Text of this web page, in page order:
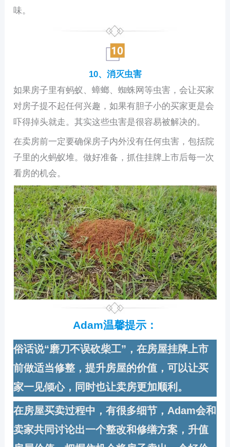
味。
10、消灭虫害
如果房子里有蚂蚁、蟑螂、蜘蛛网等虫害，会让买家
对房子提不起任何兴趣，如果有胆子小的买家更是会
吓得掉头就走。其实这些虫害是很容易被解决的。
在卖房前一定要确保房子内外没有任何虫害，包括院
子里的火蚂蚁堆。做好准备，抓住挂牌上市后每一次
看房的机会。
Adam温馨提示：
俗话说“磨刀不误砍柴工”，在房屋挂牌上市
前做适当修整，提升房屋的价值，可以让买
家一见倾心，同时也让卖房更加顺利。
在房屋买卖过程中，有很多细节，Adam会和
卖家共同讨论出一个整改和修缮方案，升值